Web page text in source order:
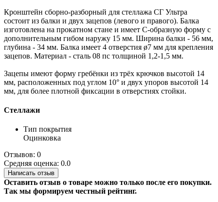
Кронштейн сборно-разборный для стеллажа СГ Ультра
состоит из балки и двух зацепов (левого и правого). Балка
изготовлена на прокатном стане и имеет С-образную форму с
дополнительным гибом наружу 15 мм. Ширина балки - 56 мм,
глубина - 34 мм. Балка имеет 4 отверстия ø7 мм для крепления
зацепов. Материал - сталь 08 пс толщиной 1,2-1,5 мм.
Зацепы имеют форму гребёнки из трёх крючков высотой 14
мм, расположенных под углом 10° и двух упоров высотой 14
мм, для более плотной фиксации в отверстиях стойки.
Стеллажи
Тип покрытия
Оцинковка
Отзывов: 0
Средняя оценка: 0.0
Написать отзыв
Оставить отзыв о товаре можно только после его покупки.
Так мы формируем честный рейтинг.